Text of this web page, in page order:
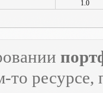
1.0
то ресурсе,